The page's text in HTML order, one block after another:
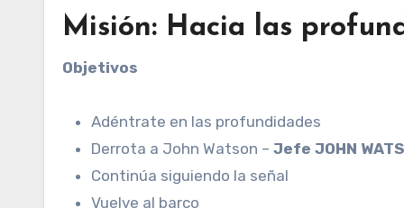
Misión: Hacia las
Objetivos
Adéntrate en las profundidades
Derrota a John Watson – Jefe JOHN
Continúa siguiendo la señal
Vuelve al barco